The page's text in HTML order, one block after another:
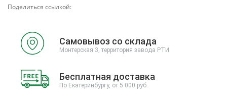
Поделиться ссылкой:
Самовывоз со склада
Монтерская 3, территория завода РТИ
Бесплатная доставка
По Екатеринбургу, от 5 000 руб.